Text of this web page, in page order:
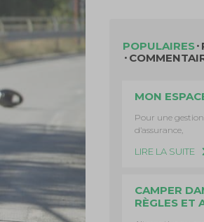
POPULAIRES
MON
Pour une
d’assurance,
LIRE LA SUITE
CAMPER
RÈGLES ET